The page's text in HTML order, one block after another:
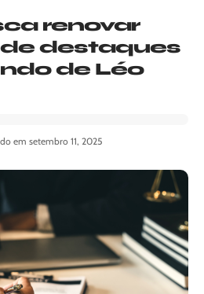
renovar
destaques
de Léo
em setembro 11, 2025